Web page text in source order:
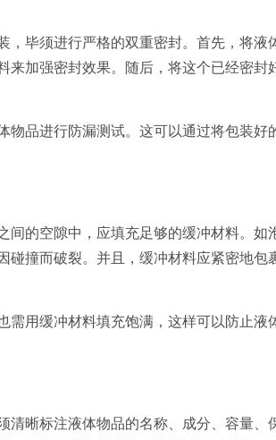
，毕须进行严格的双重密封。首先，将
来加强密封效果。随后，将这个已经密
物品进行防漏测试。这可以通过将包装
间的空隙中，应填充足够的缓冲材料。
碰撞而破裂。并且，缓冲材料应紧密地
需用缓冲材料填充饱满，这样可以防止
清晰标注液体物品的名称、成分、容量